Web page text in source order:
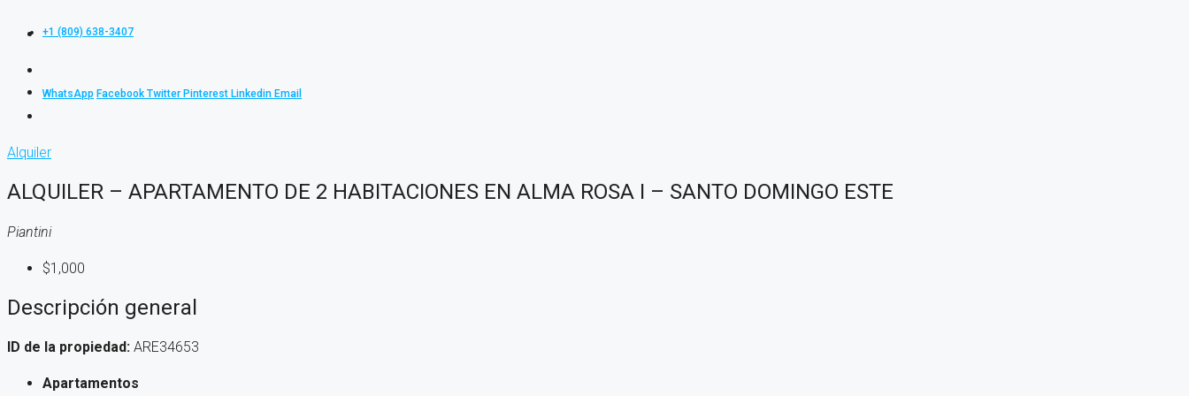
+1 (809) 638-3407
WhatsApp Facebook Twitter Pinterest Linkedin Email
Alquiler
ALQUILER – APARTAMENTO DE 2 HABITACIONES EN ALMA ROSA I – SANTO DOMINGO ESTE
Piantini
$1,000
Descripción general
ID de la propiedad: ARE34653
Apartamentos